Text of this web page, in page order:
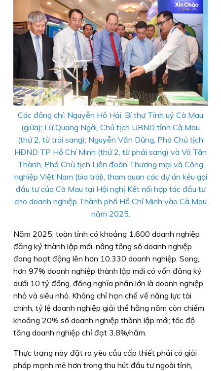
Các đồng chí: Nguyễn Hồ Hải, Bí thư Tỉnh uỷ Cà Mau
(giữa); Lữ Quang Ngời, Chủ tịch UBND tỉnh Cà Mau
(thứ 2, từ trái sang); Nguyễn Văn Dũng, Phó Chủ tịch
HĐND TP Hồ Chí Minh (thứ 2, từ phải sang) và Võ Tân
Thành, Phó Chủ tịch Liên đoàn Thương mại và Công
nghiệp Việt Nam (bìa trái), tham quan các dự án kêu gọi
đầu tư của Cà Mau tại Hội nghị Kết nối hợp tác đầu tư
cho doanh nghiệp Thành phố Hồ Chí Minh vào Cà Mau
năm 2025.
Năm 2025, toàn tỉnh có khoảng 1.600 doanh nghiệp
đăng ký thành lập mới, nâng tổng số doanh nghiệp
đang hoạt động lên hơn 10.330 doanh nghiệp. Song,
hơn 97% doanh nghiệp thành lập mới có vốn đăng ký
dưới 10 tỷ đồng, đồng nghĩa phần lớn là doanh nghiệp
nhỏ và siêu nhỏ. Không chỉ hạn chế về năng lực tài
chính, tỷ lệ doanh nghiệp giải thể hằng năm còn chiếm
khoảng 20% số doanh nghiệp thành lập mới; tốc độ
tăng doanh nghiệp chỉ đạt 3,8%/năm.
Thực trạng này đặt ra yêu cầu cấp thiết phải có giải
pháp mạnh mẽ hơn trong thu hút đầu tư ngoài tỉnh,